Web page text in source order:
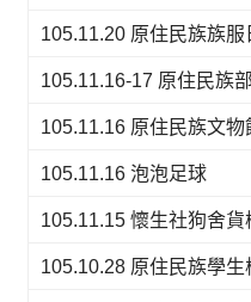
105.11.20 原住民族族服
105.11.16-17 原住民族
105.11.16 原住民族文物
105.11.16 泡泡足球
105.11.15 懷生社狗舍貨
105.10.28 原住民族學